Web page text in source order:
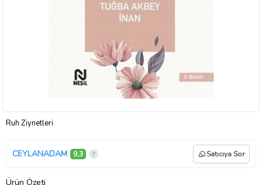
Ruh Ziynetleri
CEYLANADAM 9,3 Satıcıya Sor
Ürün Özeti